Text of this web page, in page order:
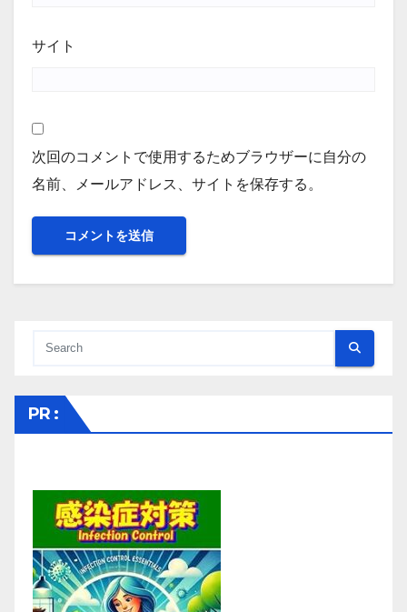
サイト
次回のコメントで使用するためブラウザーに自分の
名前、メールアドレス、サイトを保存する。
PR :